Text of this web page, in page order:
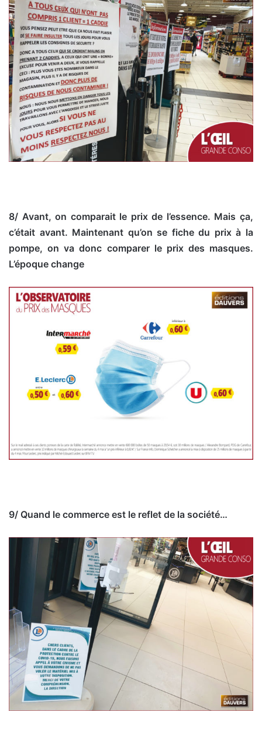
8/ Avant, on comparait le prix de l’essence. Mais ça,
c’était avant. Maintenant qu’on se fiche du prix à la
pompe, on va donc comparer le prix des masques.
L’époque change
9/ Quand le commerce est le reflet de la société…